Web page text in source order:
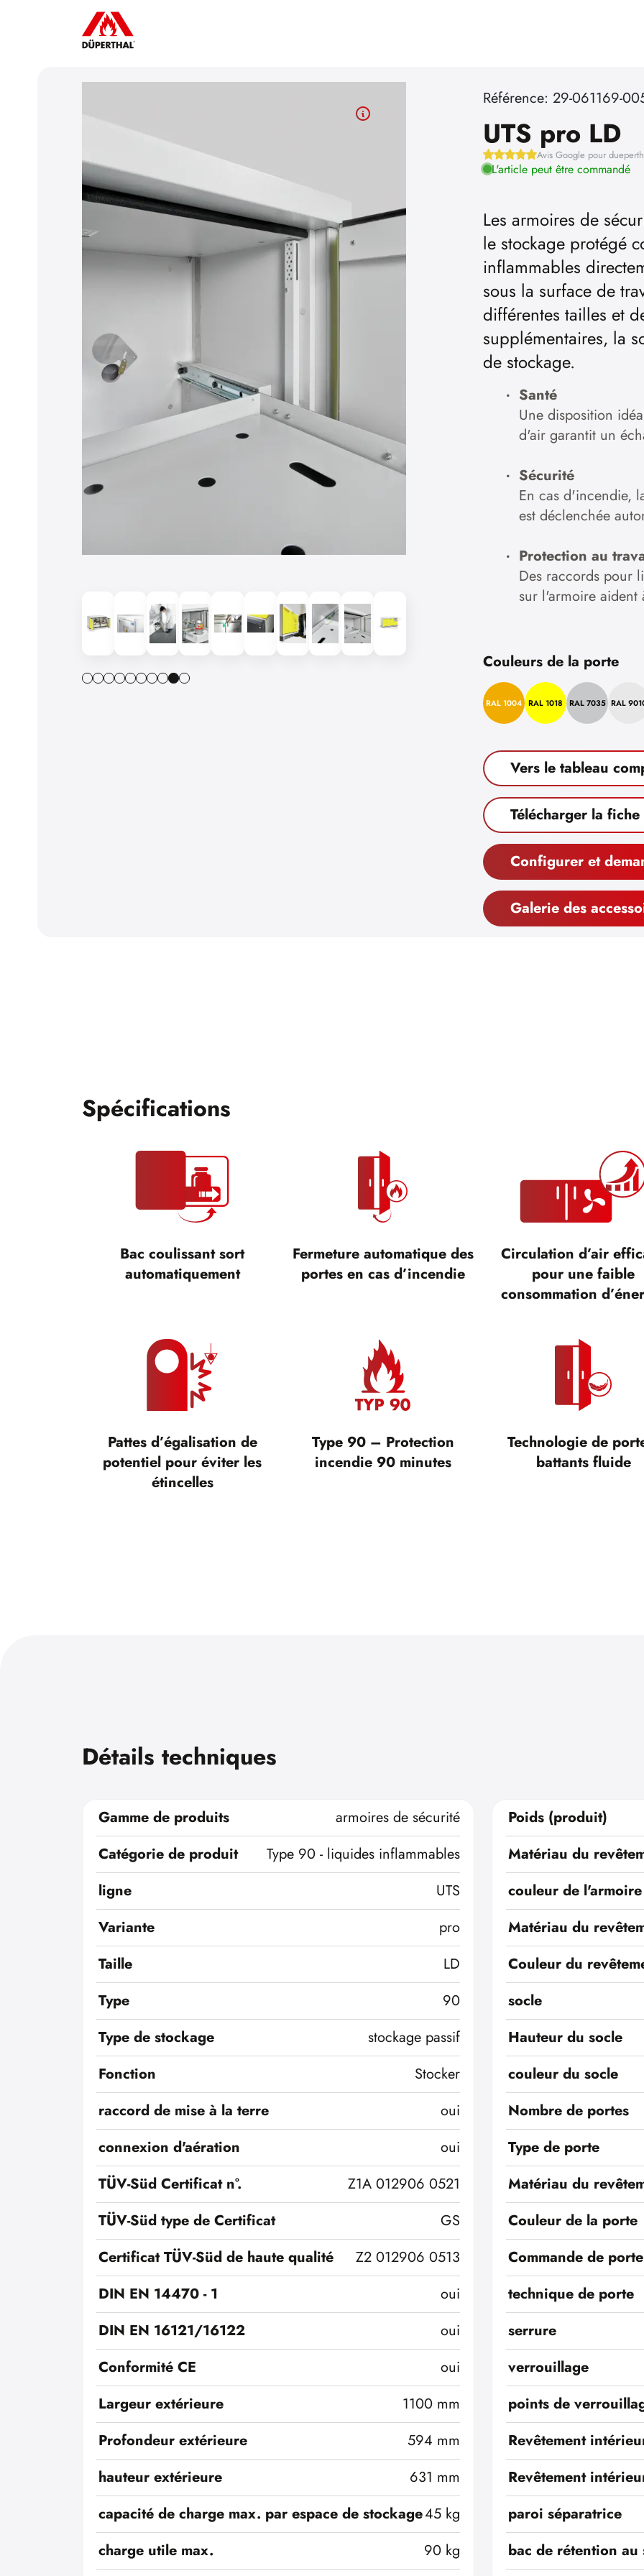
Référence: 29-061169-
UTS pro LD
Avis Google pour
L'article peut être commandé
Les armoires de
le stockage protégé
inflammables
sous la surface de
différentes tailles et
supplémentaires, la
de stockage.
Santé
Une disposition
d'air garantit un
Sécurité
En cas d'incendie,
est déclenchée
Protection au
Des raccords pour
sur l'armoire
Couleurs de la porte
RAL 1004 RAL 1018 RAL 7035 RAL
Vers le tableau
Télécharger la
Configurer et
Galerie des
Spécifications
Bac coulissant sort
automatiquement
Fermeture automatique des
portes en cas d’incendie
Circulation d’air
pour une faible
consommation
Pattes d’égalisation de
potentiel pour éviter les
étincelles
Type 90 – Protection
incendie 90 minutes
Technologie de
battants fluide
Détails techniques
Gamme de produits
armoires de sécurité
Catégorie de produit
Type 90 - liquides inflammables
ligne
UTS
Variante
pro
Taille
LD
Type
90
Type de stockage
stockage passif
Fonction
Stocker
raccord de mise à la terre
oui
connexion d'aération
oui
TÜV-Süd Certificat n°.
Z1A 012906 0521
TÜV-Süd type de Certificat
GS
Certificat TÜV-Süd de haute qualité
Z2 012906 0513
DIN EN 14470 - 1
oui
DIN EN 16121/16122
oui
Conformité CE
oui
Largeur extérieure
1100 mm
Profondeur extérieure
594 mm
hauteur extérieure
631 mm
capacité de charge max. par espace de stockage45 kg
charge utile max.
90 kg
Poids (produit)
Matériau du
couleur de l'armoire
Matériau du
Couleur du
socle
Hauteur du socle
couleur du socle
Nombre de portes
Type de porte
Matériau du
Couleur de la porte
Commande de porte
technique de porte
serrure
verrouillage
points de
Revêtement
Revêtement
paroi séparatrice
bac de rétention au